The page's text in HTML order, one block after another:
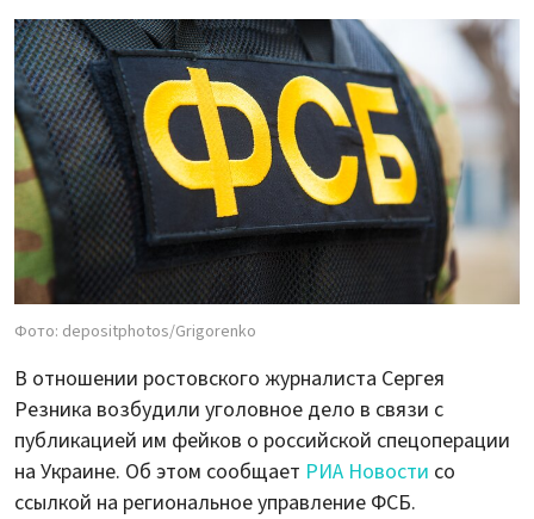
Фото: depositphotos/Grigorenko
В отношении ростовского журналиста Сергея
Резника возбудили уголовное дело в связи с
публикацией им фейков о российской спецоперации
на Украине. Об этом сообщает РИА Новости со
ссылкой на региональное управление ФСБ.